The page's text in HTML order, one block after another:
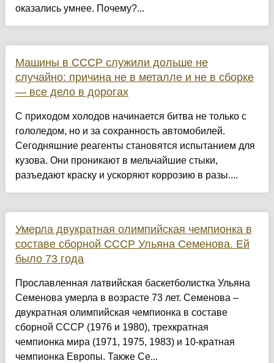
оказались умнее. Почему?...
Машины в СССР служили дольше не
случайно: причина не в металле и не в сборке
— все дело в дорогах
С приходом холодов начинается битва не только с
гололедом, но и за сохранность автомобилей.
Сегодняшние реагенты становятся испытанием для
кузова. Они проникают в мельчайшие стыки,
разъедают краску и ускоряют коррозию в разы....
Умерла двукратная олимпийская чемпионка в
составе сборной СССР Ульяна Семенова. Ей
было 73 года
Прославленная латвийская баскетболистка Ульяна
Семенова умерла в возрасте 73 лет. Семенова –
двукратная олимпийская чемпионка в составе
сборной СССР (1976 и 1980), трехкратная
чемпионка мира (1971, 1975, 1983) и 10-кратная
чемпионка Европы. Также Се...